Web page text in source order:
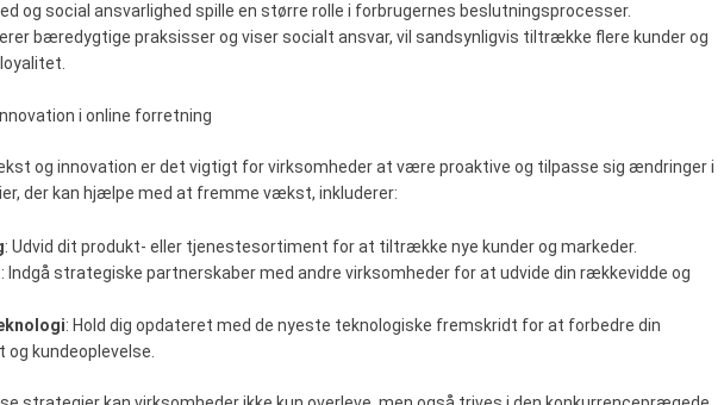
og social ansvarlighed spille en større rolle i forbrugernes beslutningsprocesser.
bæredygtige praksisser og viser socialt ansvar, vil sandsynligvis tiltrække flere kunder og
i online forretning
og innovation er det vigtigt for virksomheder at være proaktive og tilpasse sig ændringer i
der kan hjælpe med at fremme vækst, inkluderer:
: Udvid dit produkt- eller tjenestesortiment for at tiltrække nye kunder og markeder.
: Indgå strategiske partnerskaber med andre virksomheder for at udvide din rækkevidde og
: Hold dig opdateret med de nyeste teknologiske fremskridt for at forbedre din
kundeoplevelse.